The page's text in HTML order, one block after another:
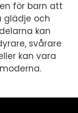
för barn att
glädje och
kan
svårare
kan vara